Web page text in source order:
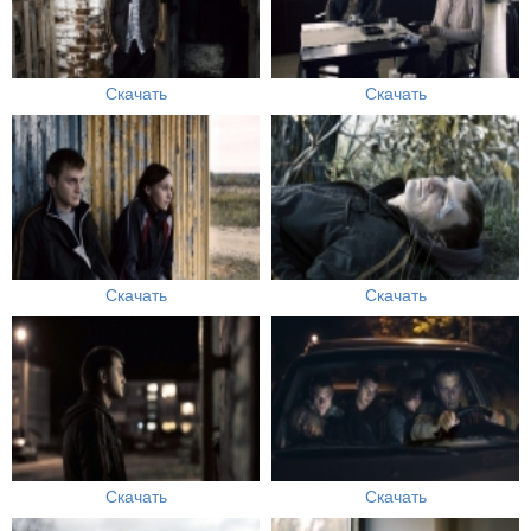
Скачать Скачать
Скачать Скачать
Скачать Скачать